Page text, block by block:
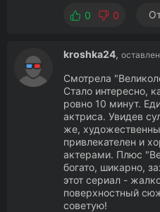
0 0
kroshka24,
Смотрела
Стало интересно,
ровно 10 минут.
актриса. Увидев
же,
привлекателен и
актерами. Плюс
богато, шикарно,
этот сериал -
поверхностный
советую!